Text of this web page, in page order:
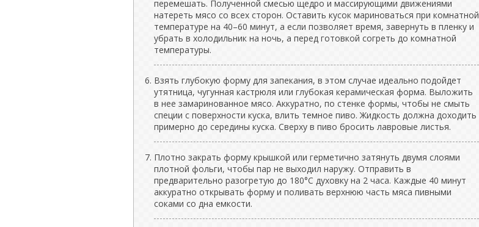
перемешать. Полученной смесью щедро и массирующими движениями
натереть мясо со всех сторон. Оставить кусок мариноваться при комнатной
температуре на 40–60 минут, а если позволяет время, завернуть в пленку и
убрать в холодильник на ночь, а перед готовкой согреть до комнатной
температуры.
Взять глубокую форму для запекания, в этом случае идеально подойдет
утятница, чугунная кастрюля или глубокая керамическая форма. Выложить
в нее замаринованное мясо. Аккуратно, по стенке формы, чтобы не смыть
специи с поверхности куска, влить темное пиво. Жидкость должна доходить
примерно до середины куска. Сверху в пиво бросить лавровые листья.
Плотно закрать форму крышкой или герметично затянуть двумя слоями
плотной фольги, чтобы пар не выходил наружу. Отправить в
предварительно разогретую до 180°C духовку на 2 часа. Каждые 40 минут
аккуратно открывать форму и поливать верхнюю часть мяса пивными
соками со дна емкости.